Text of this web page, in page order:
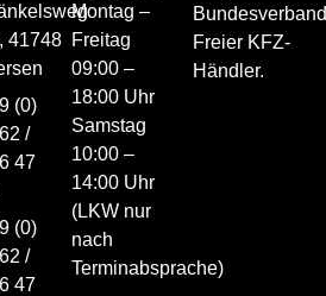
41748
(0)
/
47
(0)
/
47
Montag –
Freitag
09:00 –
18:00 Uhr
Samstag
10:00 –
14:00 Uhr
(LKW nur
nach
Terminabsprache)
Bundesverband
Freier KFZ-
Händler.